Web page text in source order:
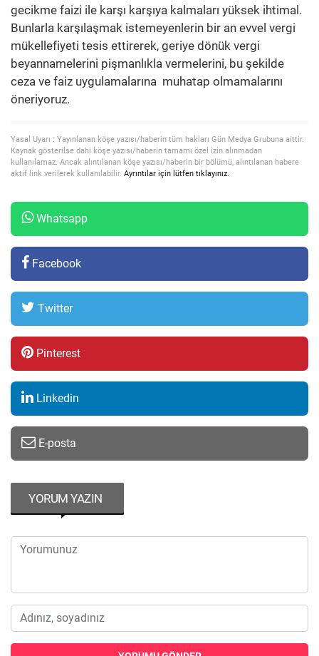
gecikme faizi ile karşı karşıya kalmaları yüksek ihtimal.
Bunlarla karşılaşmak istemeyenlerin bir an evvel vergi
mükellefiyeti tesis ettirerek, geriye dönük vergi
beyannamelerini pişmanlıkla vermelerini, bu şekilde
ceza ve faiz uygulamalarına muhatap olmamalarını
öneriyoruz.
Yasal Uyarı : Yayınlanan köşe yazısı/haberin tüm hakları Gün Medya Grubuna aittir.
Kaynak gösterilse dahi köşe yazısı/haberin tamamı özel izin alınmadan
kullanılamaz. Ancak alıntılanan köşe yazısı/haberin bir bölümü, alıntılanan habere
aktif link verilerek kullanılabilir. Ayrıntılar için lütfen tıklayınız.
Whatsapp
Facebook
Twitter
Pinterest
Linkedin
E-posta
YORUM YAZIN